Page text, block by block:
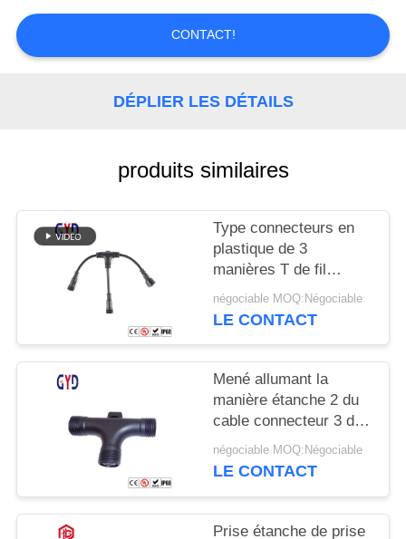
PRIVACY
POLICY
CONTACT!
DÉPLIER LES DÉTAILS
produits similaires
Type connecteurs en
plastique de 3
manières T de fil
électrique de cable
connecteur étanche de
négociable MOQ:Négociable
LE CONTACT
Mené allumant la
manière étanche 2 du
cable connecteur 3 de
vis 3 type de 4 bornes
T
négociable MOQ:Négociable
LE CONTACT
Prise étanche de prise